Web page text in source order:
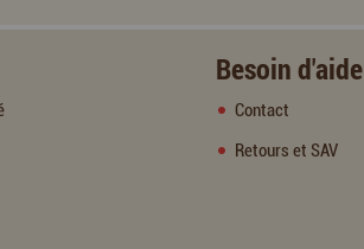
Besoin d'aide
Contact
Retours et SAV